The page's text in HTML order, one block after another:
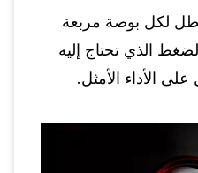
لكل بوصة مربعة
الذي تحتاج إليه
الأداء الأمثل.